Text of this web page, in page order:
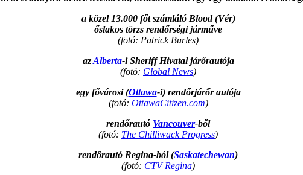
a közel 13.000 főt számláló Blood (Vér)
őslakos törzs rendőrségi járműve
(fotó: Patrick Burles)
azAlberta-i Sheriff Hivatal járőrautója
(fotó: Global News)
egy fővárosi (Ottawa-i) rendőrjárőr autója
(fotó: OttawaCitizen.com)
rendőrautó Vancouver-ből
(fotó: The Chilliwack Progress)
rendőrautó Regina-ból (Saskatechewan)
(fotó: CTV Regina)